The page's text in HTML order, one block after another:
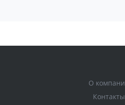
О
Контакты